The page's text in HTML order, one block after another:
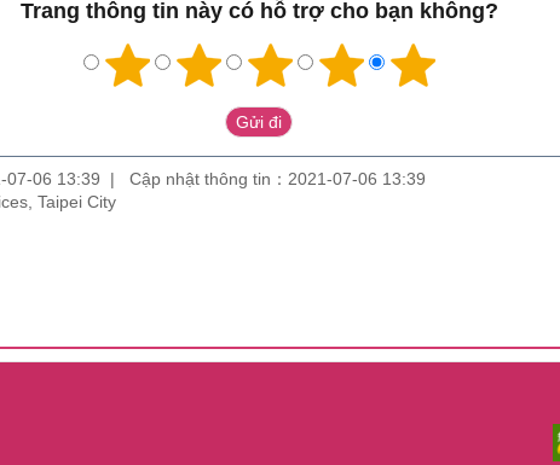
Trang thông tin này có hỗ trợ cho bạn không?
07-06 13:39
Cập nhật thông tin：2021-07-06 13:39
Taipei City